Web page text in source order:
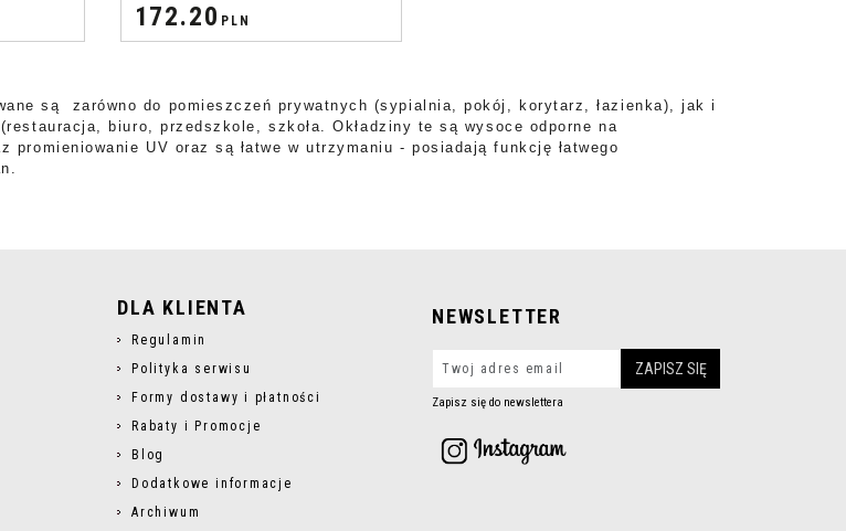
172.20 PLN
są zarówno do pomieszczeń prywatnych (sypialnia, pokój, korytarz, łazienka), jak i
biuro, przedszkole, szkoła. Okładziny te są wysoce odporne na
promieniowanie UV oraz są łatwe w utrzymaniu - posiadają funkcję łatwego
DLA KLIENTA
Regulamin
Polityka serwisu
Formy dostawy i płatności
Rabaty i Promocje
Blog
Dodatkowe informacje
Archiwum
NEWSLETTER
Zapisz się do newslettera